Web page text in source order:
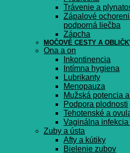
Trávenie a
Zápalové
podporná liečba
Zápcha
MOČOVÉ CESTY A
Ona a on
Inkontinencia
Intímna hygiena
Lubrikanty
Menopauza
Mužská potencia
Podpora plodnosti
Tehotenské a
Vaginálna
Zuby a ústa
Afty a kútiky
Bielenie zubov